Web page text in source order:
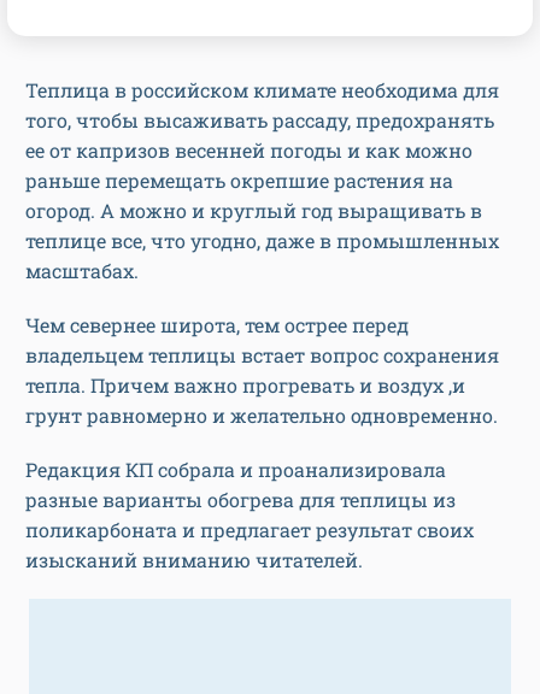
Теплица в российском климате необходима для
того, чтобы высаживать рассаду, предохранять
ее от капризов весенней погоды и как можно
раньше перемещать окрепшие растения на
огород. А можно и круглый год выращивать в
теплице все, что угодно, даже в промышленных
масштабах.
Чем севернее широта, тем острее перед
владельцем теплицы встает вопрос сохранения
тепла. Причем важно прогревать и воздух ,и
грунт равномерно и желательно одновременно.
Редакция КП собрала и проанализировала
разные варианты обогрева для теплицы из
поликарбоната и предлагает результат своих
изысканий вниманию читателей.